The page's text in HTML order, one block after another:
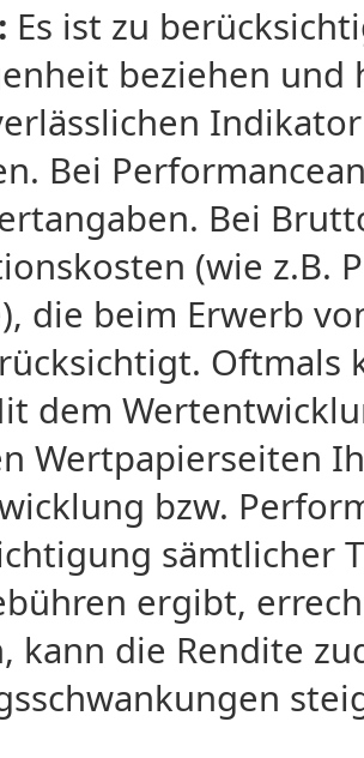
Es ist zu
beziehen
Bei
Bei
(wie z.B.
die beim Erwerb
Oftmals
dem
Wertpapierseiten
bzw.
sämtlicher
ergibt,
kann die Rendite